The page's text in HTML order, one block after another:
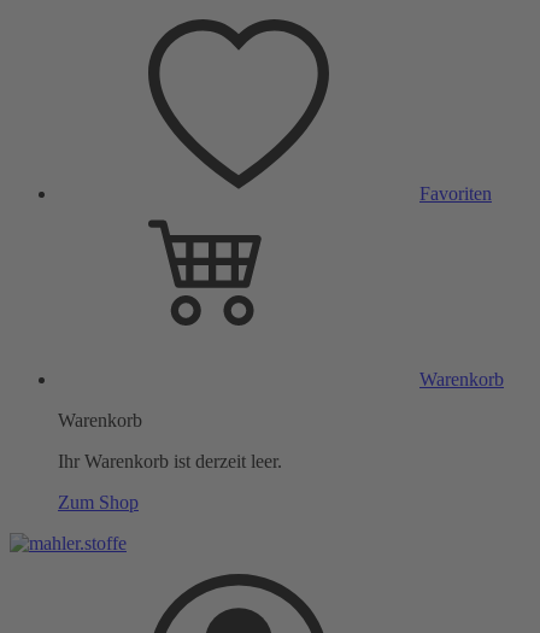
Favoriten
Warenkorb
Warenkorb
Ihr Warenkorb ist derzeit leer.
Zum Shop